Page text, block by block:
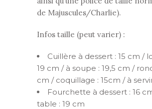
de Majuscules/Charlie).
Infos taille (peut varier) :
Cuillère à dessert : 15 cm /
19 cm / à soupe : 19,5 cm /
cm / coquillage : 15cm / à
Fourchette à dessert : 16
table : 19 cm